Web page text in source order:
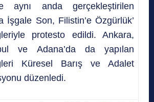
aynı anda gerçekleştirilen
İşgale Son, Filistin’e Özgürlük’
protesto edildi. Ankara,
ve Adana’da da yapılan
Küresel Barış ve Adalet
düzenledi.